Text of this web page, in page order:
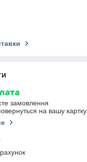
замовлення
на вашу картку